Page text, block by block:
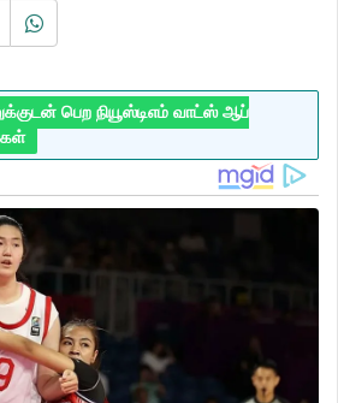
பெற நியூஸ்டிஎம் வாட்ஸ் ஆப்